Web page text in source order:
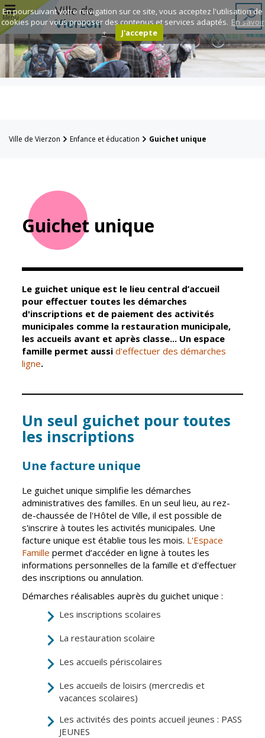
Menu
Ville de
Vierzon
Annuaire des
associations
Famille
Mairie
Élus
Conseil
Municipal
Ville
publics
Cimetières
Titres
État civil
Élections
Jumelages
Publication des
actes
administratifs
municipal
Actualités
Agenda
Fil de l'info
Enfance et
Guichet unique
Petite enfance
Multi-accueil
Scolarité
et après classe
Réussite
éducative et
inclusion
Inscriptions
scolaires 2026-
2027
Enfance
jeunesse
Point
jeunesse
Ville de Vierzon Enfance et éducation Guichet unique
Guichet unique
Le guichet unique est le lieu central d’accueil
pour effectuer toutes les démarches
d'inscriptions et de paiement des activités
municipales comme la restauration municipale,
les accueils avant et après classe... Un espace
famille permet aussid'effectuer des démarches
ligne.
Un seul guichet pour toutes
les inscriptions
Une facture unique
Le guichet unique simplifie les démarches
administratives des familles. En un seul lieu, au rez-
de-chaussée de l'Hôtel de Ville, il est possible de
s'inscrire à toutes les activités municipales. Une
facture unique est établie tous les mois. L'Espace
Famille permet d’accéder en ligne à toutes les
informations personnelles de la famille et d'effectuer
des inscriptions ou annulation.
Démarches réalisables auprès du guichet unique :
Les inscriptions scolaires
La restauration scolaire
Les accueils périscolaires
Les accueils de loisirs (mercredis et
vacances scolaires)
Les activités des points accueil jeunes : PASS
JEUNES
En poursuivant votre navigation sur ce site, vous acceptez l'utilisation de
cookies pour vous proposer des contenus et services adaptés. En savoir
+
J'accepte